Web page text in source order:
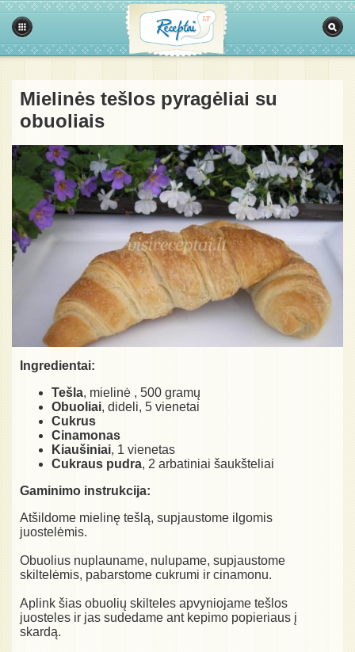
Mielinės tešlos pyragėliai su
obuoliais
Ingredientai:
Tešla, mielinė , 500 gramų
Obuoliai, dideli, 5 vienetai
Cukrus
Cinamonas
Kiaušiniai, 1 vienetas
Cukraus pudra, 2 arbatiniai šaukšteliai
Gaminimo instrukcija:
Atšildome mielinę tešlą, supjaustome ilgomis
juostelėmis.
Obuolius nuplauname, nulupame, supjaustome
skiltelėmis, pabarstome cukrumi ir cinamonu.
Aplink šias obuolių skilteles apvyniojame tešlos
juosteles ir jas sudedame ant kepimo popieriaus į
skardą.